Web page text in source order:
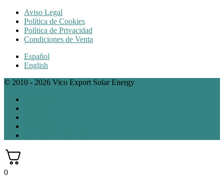
Aviso Legal
Política de Cookies
Política de Privacidad
Condiciones de Venta
Español
English
© 2010 - 2026 Vico Export Solar Energy
0